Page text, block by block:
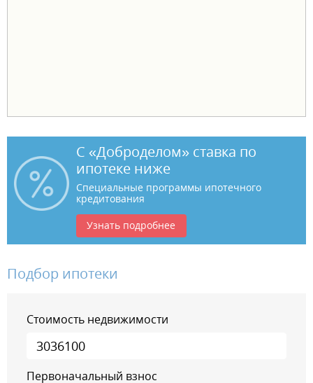
С «Доброделом» ставка по
ипотеке ниже
Специальные программы ипотечного
кредитования
Узнать подробнее
Подбор ипотеки
Стоимость недвижимости
Первоначальный взнос